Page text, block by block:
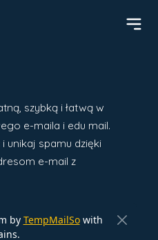
szybką i łatwą w
e-maila i edu mail.
unikaj spamu dzięki
e-mail z
by TempMailSowith